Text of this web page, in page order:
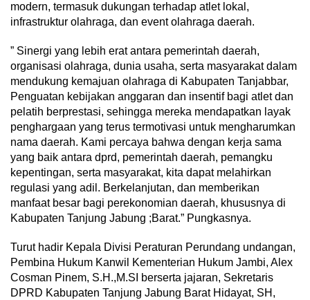
modern, termasuk dukungan terhadap atlet lokal,
infrastruktur olahraga, dan event olahraga daerah.
” Sinergi yang lebih erat antara pemerintah daerah,
organisasi olahraga, dunia usaha, serta masyarakat dalam
mendukung kemajuan olahraga di Kabupaten Tanjabbar,
Penguatan kebijakan anggaran dan insentif bagi atlet dan
pelatih berprestasi, sehingga mereka mendapatkan layak
penghargaan yang terus termotivasi untuk mengharumkan
nama daerah. Kami percaya bahwa dengan kerja sama
yang baik antara dprd, pemerintah daerah, pemangku
kepentingan, serta masyarakat, kita dapat melahirkan
regulasi yang adil. Berkelanjutan, dan memberikan
manfaat besar bagi perekonomian daerah, khususnya di
Kabupaten Tanjung Jabung ;Barat.” Pungkasnya.
Turut hadir Kepala Divisi Peraturan Perundang undangan,
Pembina Hukum Kanwil Kementerian Hukum Jambi, Alex
Cosman Pinem, S.H.,M.SI berserta jajaran, Sekretaris
DPRD Kabupaten Tanjung Jabung Barat Hidayat, SH,